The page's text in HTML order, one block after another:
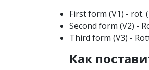
First form (V1) - rot.
Second form (V2) -
Third form (V3) -
Как